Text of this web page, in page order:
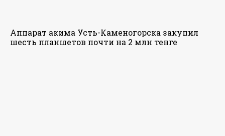
Аппарат акима Усть-Каменогорска закупил
шесть планшетов почти на 2 млн тенге